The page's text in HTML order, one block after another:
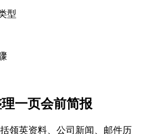
型
一页会前简报
领英资料、公司新闻、邮件历